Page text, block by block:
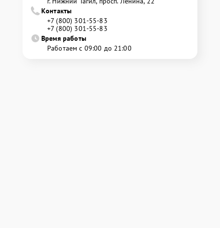
Контакты
+7 (800) 301-55-83
+7 (800) 301-55-83
Время работы
Работаем с 09:00 до 21:00